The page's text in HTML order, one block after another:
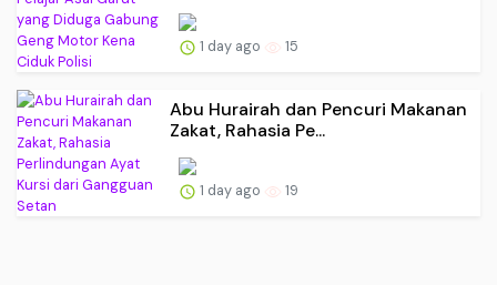
1 day ago 15
Abu Hurairah dan Pencuri Makanan
Zakat, Rahasia Pe...
1 day ago 19